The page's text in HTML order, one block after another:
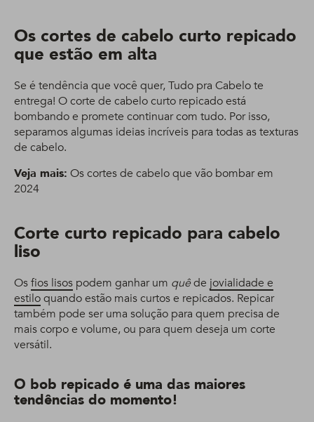
Os cortes de cabelo curto repicado
que estão em alta
Se é tendência que você quer, Tudo pra Cabelo te
entrega! O corte de cabelo curto repicado está
bombando e promete continuar com tudo. Por isso,
separamos algumas ideias incríveis para todas as texturas
de cabelo.
Veja mais: Os cortes de cabelo que vão bombar em
2024
Corte curto repicado para cabelo
liso
Osfios lisos podem ganhar um quêde jovialidade e
estiloquando estão mais curtos e repicados. Repicar
também pode ser uma solução para quem precisa de
mais corpo e volume, ou para quem deseja um corte
versátil.
O bob repicado é uma das maiores
tendências do momento!